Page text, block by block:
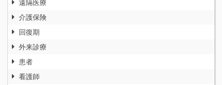
介護保険
回復期
外来診療
患者
看護師